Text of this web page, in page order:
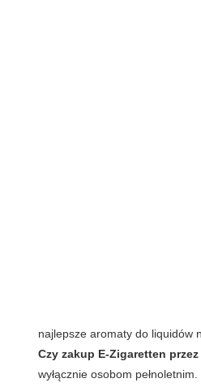
najlepsze aromaty do liquidów
Czy zakup E-Zigaretten
wyłącznie osobom pełnoletnim.